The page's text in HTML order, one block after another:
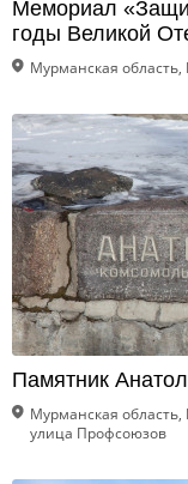
Мемориал
годы Великой
Мурманская область,
Памятник
Мурманская область,
улица Профсоюзов